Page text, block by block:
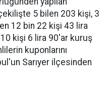
5 bilen 203 kişi, 3
12 bin 22 kişi 43 lira
kişi 6 lira 90'ar kuruş
kuponlarını
Sarıyer ilçesinden